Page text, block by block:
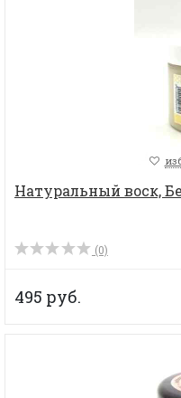
Натуральный воск,
(0)
495 руб.